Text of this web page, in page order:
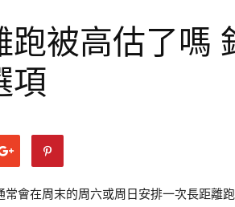
跑被高估了嗎
項
會在周末的周六或周日安排一次長距離